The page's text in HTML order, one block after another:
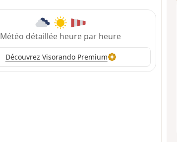
Météo détaillée heure par heure
Découvrez Visorando Premium